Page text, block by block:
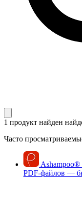
1 продукт найден
Часто
Ashampoo®
PDF-файлов —